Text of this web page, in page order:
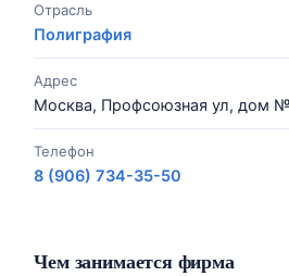
Отрасль
Полиграфия
Адрес
Москва, Профсоюзная ул, дом
Телефон
8 (906) 734-35-50
Чем занимается фирма